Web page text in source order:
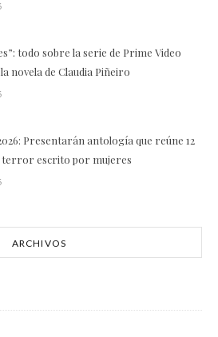
todo sobre la serie de Prime Video
novela de Claudia Piñeiro
Presentarán antología que reúne 12
terror escrito por mujeres
ARCHIVOS